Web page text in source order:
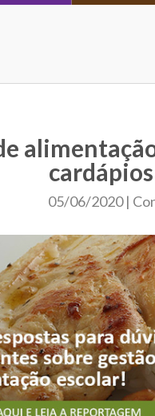
05/06/2020 |